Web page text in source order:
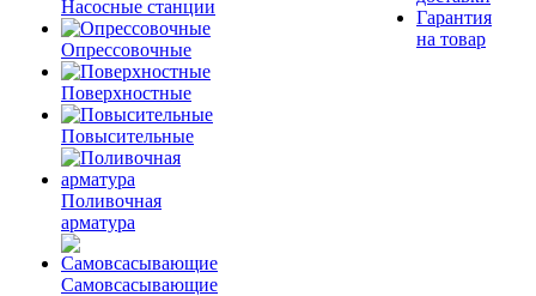
Насосные станции
Опрессовочные
Поверхностные
Повысительные
Поливочная
арматура
Самовсасывающие
Гарантия
на товар